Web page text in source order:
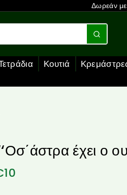
Δωρεάν
Κουτιά
έχει ο
10